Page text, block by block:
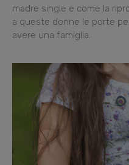
madre single e come la
a queste donne le porte
avere una famiglia.